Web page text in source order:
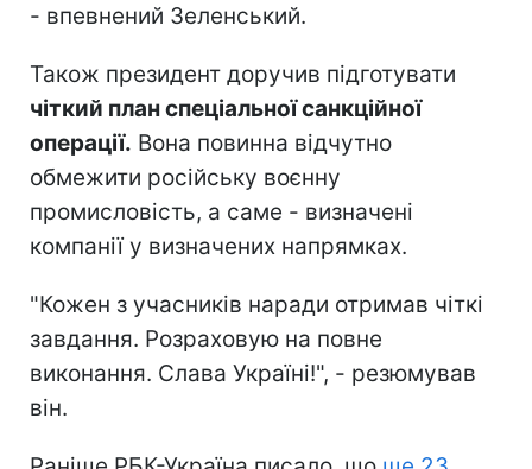
- впевнений Зеленський.
Також президент доручив підготувати
чіткий план спеціальної санкційної
операції. Вона повинна відчутно
обмежити російську воєнну
промисловість, а саме - визначені
компанії у визначених напрямках.
"Кожен з учасників наради отримав чіткі
завдання. Розраховую на повне
виконання. Слава Україні!", - резюмував
він.